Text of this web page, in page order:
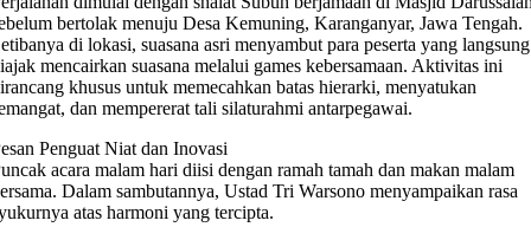
bertolak menuju Desa Kemuning, Karanganyar, Jawa Tengah.
di lokasi, suasana asri menyambut para peserta yang langsung
mencairkan suasana melalui games kebersamaan. Aktivitas ini
khusus untuk memecahkan batas hierarki, menyatukan
dan mempererat tali silaturahmi antarpegawai.
Penguat Niat dan Inovasi
acara malam hari diisi dengan ramah tamah dan makan malam
Dalam sambutannya, Ustad Tri Warsono menyampaikan rasa
atas harmoni yang tercipta.